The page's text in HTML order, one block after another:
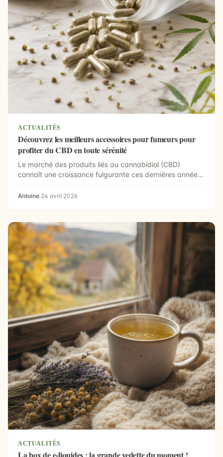
ACTUALITÉS
Découvrez les meilleurs accessoires pour fumeurs pour
profiter du CBD en toute sérénité
Le marché des produits liés au cannabidiol (CBD)
connaît une croissance fulgurante ces dernières années.
De p...
Antoine·24 avril 2026
ACTUALITÉS
La box de e-liquides : la grande vedette du moment !